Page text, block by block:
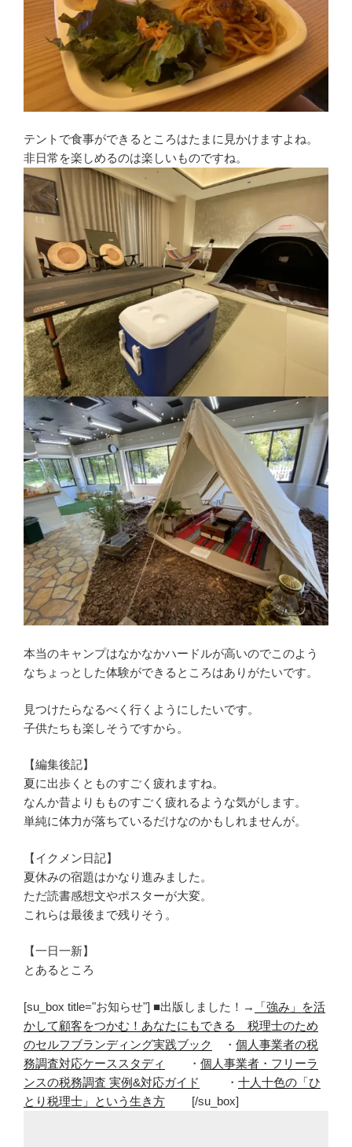
テントで食事ができるところはたまに見かけますよね。
非日常を楽しめるのは楽しいものですね。
本当のキャンプはなかなかハードルが高いのでこのよう
なちょっとした体験ができるところはありがたいです。
見つけたらなるべく行くようにしたいです。
子供たちも楽しそうですから。
【編集後記】
夏に出歩くとものすごく疲れますね。
なんか昔よりもものすごく疲れるような気がします。
単純に体力が落ちているだけなのかもしれませんが。
【イクメン日記】
夏休みの宿題はかなり進みました。
ただ読書感想文やポスターが大変。
これらは最後まで残りそう。
【一日一新】
とあるところ
[su_box title="お知らせ"] ■出版しました！→
「強み」を活
かして顧客をつかむ！あなたにもできる 税理士のため
のセルフブランディング実践ブック
・ 個人事業者の税
務調査対応ケーススタディ
・ 個人事業者・フリーラ
ンスの税務調査 実例&対応ガイド
・ 十人十色の「ひ
とり税理士」という生き方 [/su_box]